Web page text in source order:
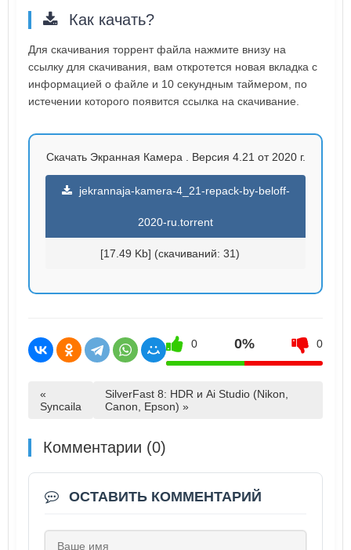
Как качать?
Для скачивания торрент файла нажмите внизу на
ссылку для скачивания, вам откротется новая вкладка с
информацией о файле и 10 секундным таймером, по
истечении которого появится ссылка на скачивание.
Скачать Экранная Камера . Версия 4.21 от 2020 г.
jekrannaja-kamera-4_21-repack-by-beloff-
2020-ru.torrent
[17.49 Kb] (cкачиваний: 31)
0 0% 0
«
Syncaila
SilverFast 8: HDR и Ai Studio (Nikon,
Canon, Epson) »
Комментарии (0)
ОСТАВИТЬ КОММЕНТАРИЙ